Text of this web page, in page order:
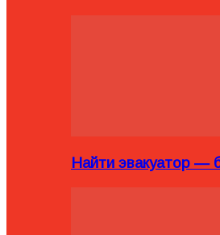
Найти эвакуатор —